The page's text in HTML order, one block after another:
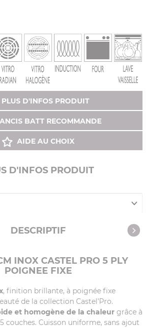
PLUS D'INFOS PRODUIT
BATT RECOMMANDE
AIDE AU CHOIX
D'INFOS PRODUIT
DESCRIPTIF
INOX CASTEL PRO 5 PLY
POIGNEE FIXE
, finition brillante, à poignée fixe
de la collection Castel’Pro.
et homogène de la chaleur grâce à
couches. Cuisson uniforme, sans ajout